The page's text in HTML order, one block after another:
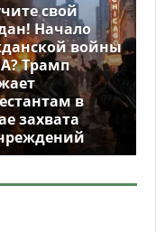
свой
Начало
войны
Трамп
в
захвата